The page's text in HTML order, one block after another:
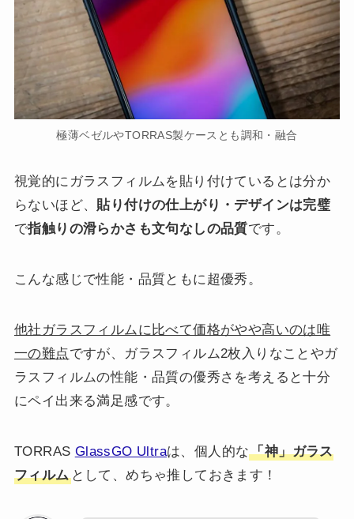
極薄ベゼルやTORRAS製ケースとも調和・融合
視覚的にガラスフィルムを貼り付けているとは分か
らないほど、 貼り付けの仕上がり・デザインは完璧
で指触りの滑らかさも文句なしの品質です。
こんな感じで性能・品質ともに超優秀。
他社ガラスフィルムに比べて価格がやや高いのは唯
一の難点ですが、ガラスフィルム2枚入りなことやガ
ラスフィルムの性能・品質の優秀さを考えると十分
にペイ出来る満足感です。
TORRAS GlassGO Ultraは、個人的な「神」ガラス
フィルムとして、めちゃ推しておきます！